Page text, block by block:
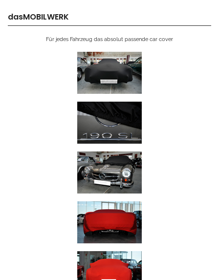
dasMOBILWERK
Für jedes Fahrzeug das absolut passende car cover